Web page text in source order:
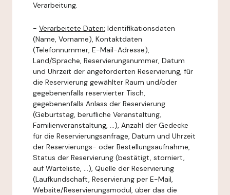
Verarbeitung.
- Verarbeitete Daten: Identifikationsdaten
(Name, Vorname), Kontaktdaten
(Telefonnummer, E-Mail-Adresse),
Land/Sprache, Reservierungsnummer, Datum
und Uhrzeit der angeforderten Reservierung, für
die Reservierung gewählter Raum und/oder
gegebenenfalls reservierter Tisch,
gegebenenfalls Anlass der Reservierung
(Geburtstag, berufliche Veranstaltung,
Familienveranstaltung, ...), Anzahl der Gedecke
für die Reservierungsanfrage, Datum und Uhrzeit
der Reservierungs- oder Bestellungsaufnahme,
Status der Reservierung (bestätigt, storniert,
auf Warteliste, ...), Quelle der Reservierung
(Laufkundschaft, Reservierung per E-Mail,
Website/Reservierungsmodul, über das die